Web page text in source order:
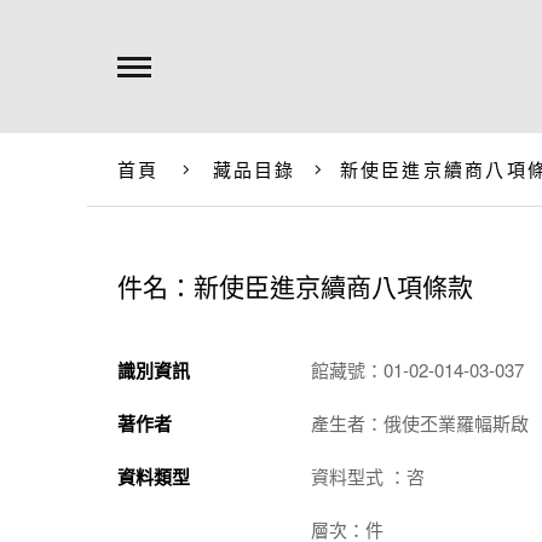
首頁 藏品目錄 新使臣進京續商八項
件名：新使臣進京續商八項條款
識別資訊 館藏號：01-02-014-03-037
著作者 產生者：俄使丕業羅幅斯啟
資料類型 資料型式 ：咨
層次：件